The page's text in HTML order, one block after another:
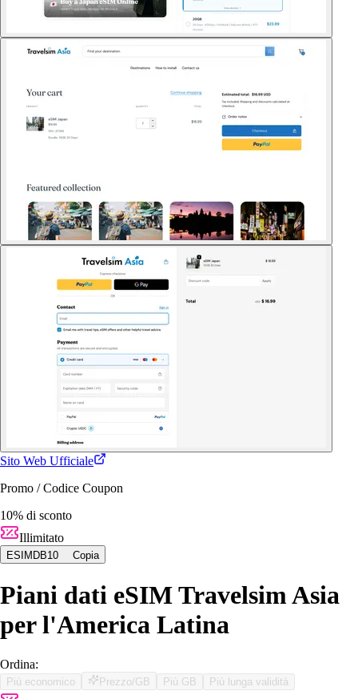
Sito Web Ufficiale
Promo / Codice Coupon
10% di sconto
Illimitato
ESIMDB10 Copia
Piani dati eSIM Travelsim Asia
per l'America Latina
Ordina:
Più economico Prezzo/GB Più GB Più lunga validità